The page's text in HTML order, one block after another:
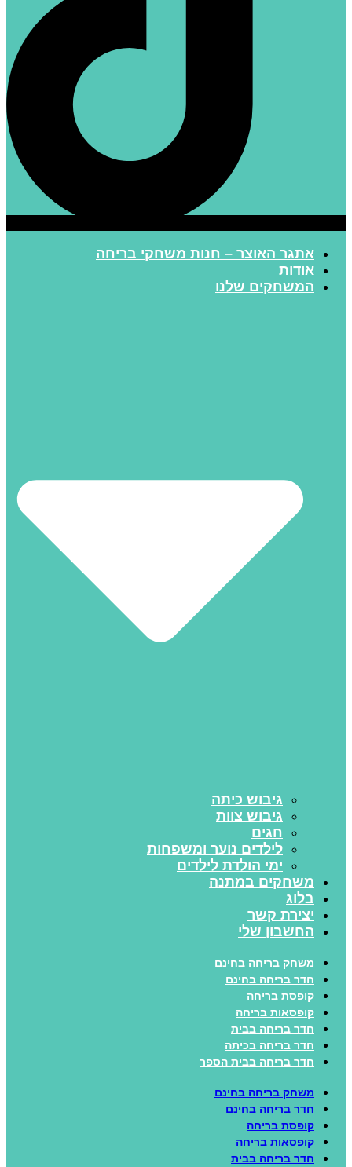
אתגר האוצר – חנות משחקי בריחה
אודות
המשחקים שלנו
גיבוש כיתה
גיבוש צוות
חגים
לילדים נוער ומשפחות
ימי הולדת לילדים
משחקים במתנה
בלוג
יצירת קשר
החשבון שלי
משחק בריחה בחינם
חדר בריחה בחינם
קופסת בריחה
קופסאות בריחה
חדר בריחה בבית
חדר בריחה בכיתה
חדר בריחה בבית הספר
משחק בריחה בחינם
חדר בריחה בחינם
קופסת בריחה
קופסאות בריחה
חדר בריחה בבית